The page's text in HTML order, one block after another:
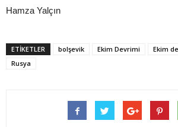
Hamza Yalçın
ETIKETLER bolşevik Ekim Devrimi Ekim
Rusya